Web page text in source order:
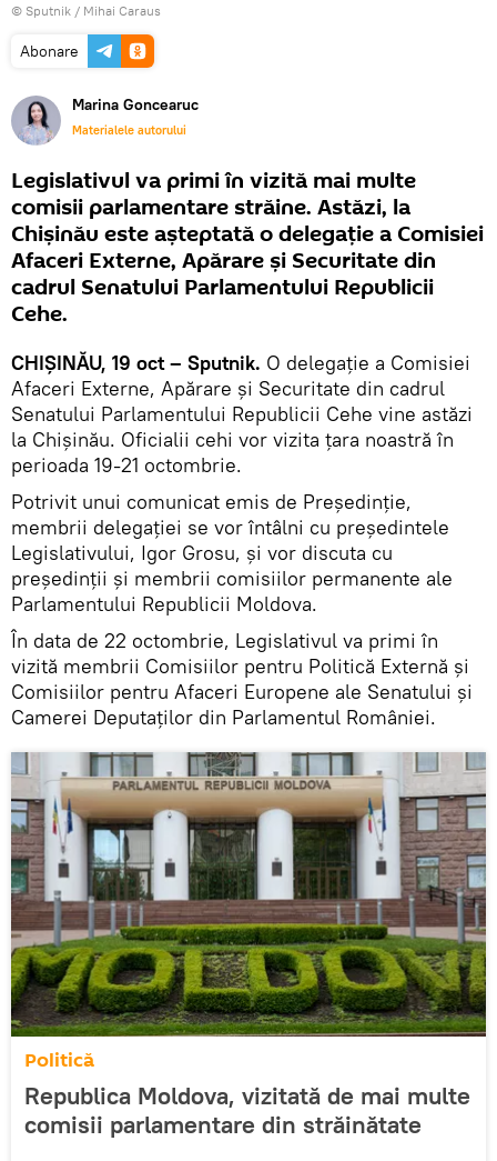
© Sputnik / Mihai Caraus
Abonare
Marina Goncearuc
Materialele autorului
Legislativul va primi în vizită mai multe
comisii parlamentare străine. Astăzi, la
Chișinău este așteptată o delegație a Comisiei
Afaceri Externe, Apărare și Securitate din
cadrul Senatului Parlamentului Republicii
Cehe.
CHIȘINĂU, 19 oct – Sputnik. O delegație a Comisiei
Afaceri Externe, Apărare și Securitate din cadrul
Senatului Parlamentului Republicii Cehe vine astăzi
la Chișinău. Oficialii cehi vor vizita țara noastră în
perioada 19-21 octombrie.
Potrivit unui comunicat emis de Președinție,
membrii delegației se vor întâlni cu președintele
Legislativului, Igor Grosu, și vor discuta cu
președinții și membrii comisiilor permanente ale
Parlamentului Republicii Moldova.
În data de 22 octombrie, Legislativul va primi în
vizită membrii Comisiilor pentru Politică Externă și
Comisiilor pentru Afaceri Europene ale Senatului și
Camerei Deputaților din Parlamentul României.
Politică
Republica Moldova, vizitată de mai multe
comisii parlamentare din străinătate